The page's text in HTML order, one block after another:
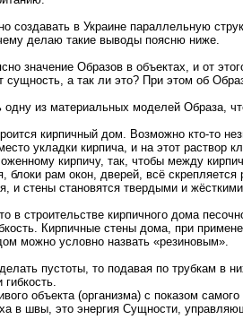
создавать в Украине параллельную
делаю такие выводы поясню ниже.
значение Образов в объектах, и от
сущность, а так ли это? При этом об
из материальных моделей Образа,
кирпичный дом. Возможно кто-то
укладки кирпича, и на этот
кирпичу, так, чтобы между
блоки рам окон, дверей, всё
и стены становятся твердыми и
в строительстве кирпичного дома
Кирпичные стены дома, при
можно условно назвать «резиновым».
пустоты, то подавая по трубкам в
объекта (организма) с показом
в швы, это энергия Сущности,